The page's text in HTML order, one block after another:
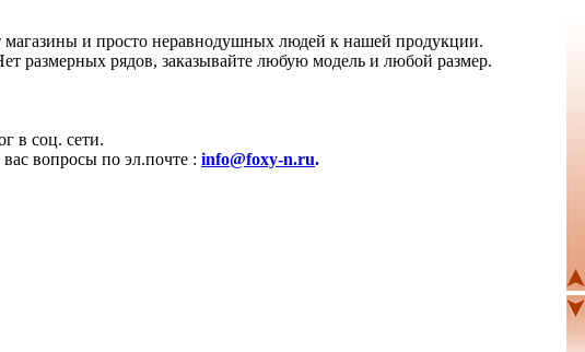
магазины и просто неравнодушных людей к нашей продукции.
размерных рядов, заказывайте любую модель и любой размер.
в соц. сети.
вопросы по эл.почте : info@foxy-n.ru.